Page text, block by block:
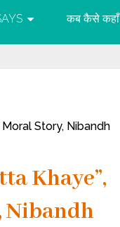
कब कैसे कहाँ
Moral Story, Nibandh
Khaye”,
Nibandh